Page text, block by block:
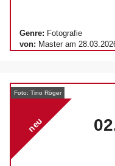
Genre: Fotografie
von: Master am
Foto: Tino Röger
neu